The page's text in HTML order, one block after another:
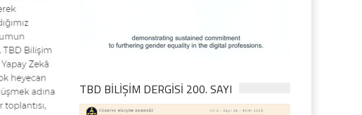
TBD BILIŞIM DERGISI 200. SAYI